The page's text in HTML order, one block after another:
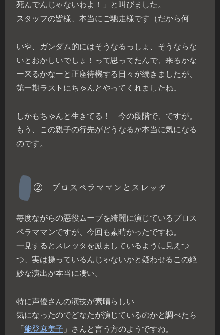
死んでんじゃないわよ！」と叫びました。
スタッフの皆様、本当にご馳走様です（だから何
いや、ガンダム的にはそうなるっしょ、そうならな
いとおかしいでしょ！って思ってたんで、来るかな
ー来るかなーと正座待機する日々が続きましたが、
第一期ラストにちゃんとやってくれましたね。
しかもちゃんと生きてる！ 今の段階で、ですが。
もう、この親子の行先がどうなるか本当に気になる
のです。
② プロスペラママンとスレッタ
毎度ながらの悪役ムーブを綺麗に演じているプロス
ペラママンですが、今回も素晴かったですね。
一見するとスレッタを励ましているように見えつ
つ、実は操っているんじゃないかと疑わせるこの絶
妙な演出が本当に凄い。
特に声優さんの演技が素晴らしい！
気になったのでどなたが演じているのかと調べたら
「 能登麻美子 」さんと言う方のようですね。